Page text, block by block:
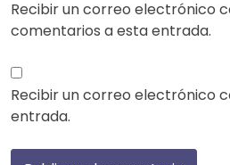
Recibir un correo electrónico
comentarios a esta entrada.
Recibir un correo electrónico
entrada.